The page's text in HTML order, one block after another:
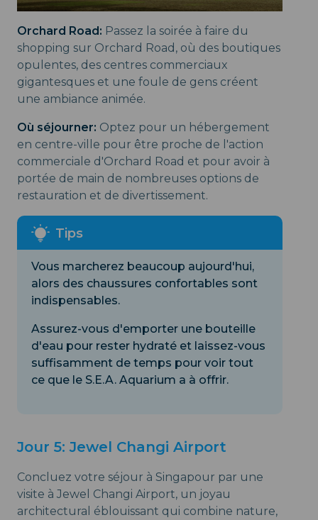
Orchard Road: Passez la soirée à faire du
shopping sur Orchard Road, où des boutiques
opulentes, des centres commerciaux
gigantesques et une foule de gens créent
une ambiance animée.
Où séjourner: Optez pour un hébergement
en centre-ville pour être proche de l'action
commerciale d'Orchard Road et pour avoir à
portée de main de nombreuses options de
restauration et de divertissement.
Vous marcherez beaucoup aujourd'hui,
alors des chaussures confortables sont
indispensables.
Assurez-vous d'emporter une bouteille
d'eau pour rester hydraté et laissez-vous
suffisamment de temps pour voir tout
ce que le S.E.A. Aquarium a à offrir.
Jour 5: Jewel Changi Airport
Concluez votre séjour à Singapour par une
visite à Jewel Changi Airport, un joyau
architectural éblouissant qui combine nature,